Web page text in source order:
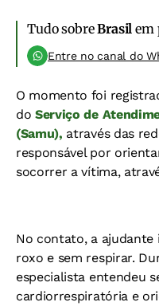
Tudo sobreBrasil em
Entre no canal do
O momento foi
doServiço de
(Samu), através das
responsável por
socorrer a vítima,
No contato, a ajudante
roxo e sem respirar.
especialista entendeu
cardiorrespiratória e